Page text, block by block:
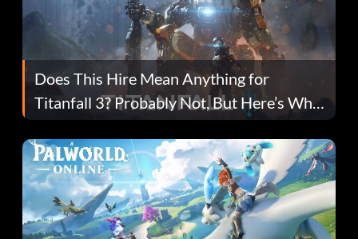
Does This Hire Mean Anything for
Titanfall 3? Probably Not, But Here’s Why
Fans Are Hopeful